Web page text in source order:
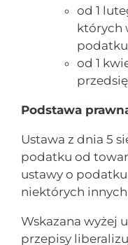
od 1
których
od 1
Podstawa
Ustawa z dnia 5
podatku od
ustawy o
niektórych innych
Wskazana wyżej
przepisy